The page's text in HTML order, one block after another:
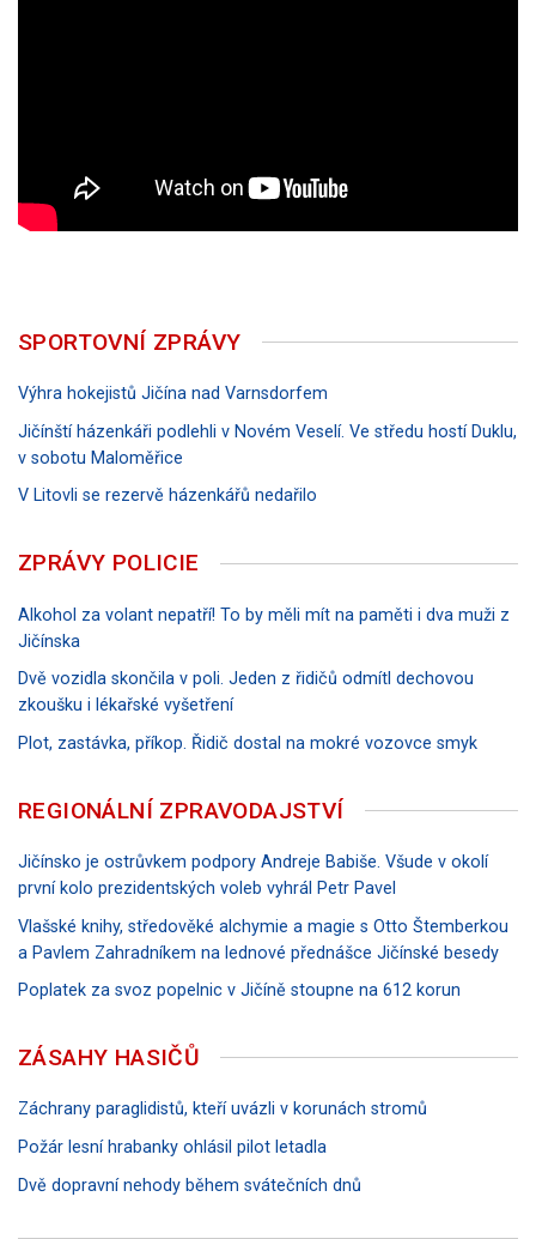
SPORTOVNÍ ZPRÁVY
Výhra hokejistů Jičína nad Varnsdorfem
Jičínští házenkáři podlehli v Novém Veselí. Ve středu hostí Duklu,
v sobotu Maloměřice
V Litovli se rezervě házenkářů nedařilo
ZPRÁVY POLICIE
Alkohol za volant nepatří! To by měli mít na paměti i dva muži z
Jičínska
Dvě vozidla skončila v poli. Jeden z řidičů odmítl dechovou
zkoušku i lékařské vyšetření
Plot, zastávka, příkop. Řidič dostal na mokré vozovce smyk
REGIONÁLNÍ ZPRAVODAJSTVÍ
Jičínsko je ostrůvkem podpory Andreje Babiše. Všude v okolí
první kolo prezidentských voleb vyhrál Petr Pavel
Vlašské knihy, středověké alchymie a magie s Otto Štemberkou
a Pavlem Zahradníkem na lednové přednášce Jičínské besedy
Poplatek za svoz popelnic v Jičíně stoupne na 612 korun
ZÁSAHY HASIČŮ
Záchrany paraglidistů, kteří uvázli v korunách stromů
Požár lesní hrabanky ohlásil pilot letadla
Dvě dopravní nehody během svátečních dnů